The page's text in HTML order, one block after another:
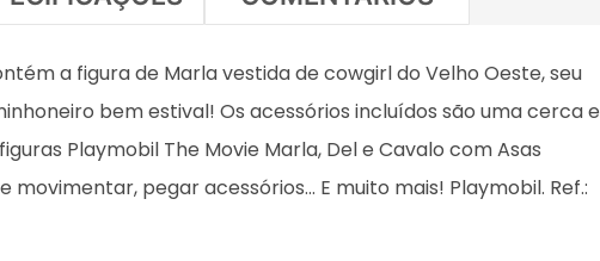
a figura de Marla vestida de cowgirl do Velho Oeste, seu
bem estival! Os acessórios incluídos são uma cerca e
Playmobil The Movie Marla, Del e Cavalo com Asas
pegar acessórios... E muito mais! Playmobil. Ref.: